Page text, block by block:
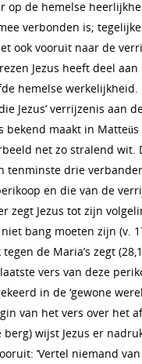
op de hemelse
verbonden is;
ook vooruit naar de
Jezus heeft deel aan
hemelse werkelijkheid.
Jezus’ verrijzenis aan
bekend maakt in Matteüs
net zo stralend wit.
tenminste drie
en die van de
zegt Jezus tot zijn
bang moeten zijn (v.
de Maria’s zegt
vers van deze
in de ‘gewone
van het vers over het
berg) wijst Jezus er
‘Vertel niemand